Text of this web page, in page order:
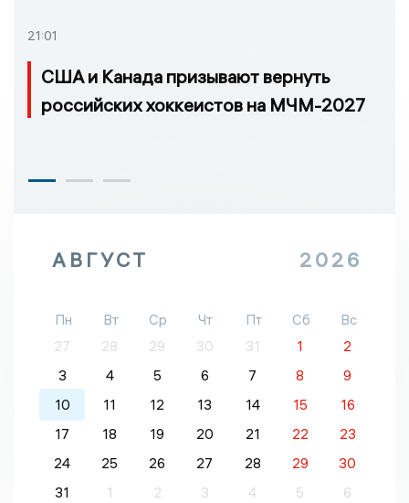
21:01
США и Канада призывают вернуть
российских хоккеистов на МЧМ-2027
АВГУСТ 2026
Пн Вт Ср Чт Пт Сб
Вс
27
28 29 30 31 1
2
3
4 5 6 7 8
9
10
11 12 13 14 15
16
17
18 19 20 21 22
23
24
25 26 27 28 29
30
31
1 2 3 4 5 6